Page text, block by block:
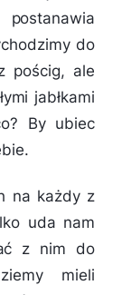
do
pościg, ale
jabłkami
By ubiec
na każdy z
uda nam
z nim do
mieli